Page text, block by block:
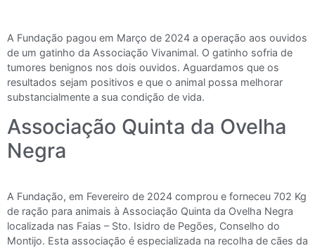
A Fundação pagou em Março de 2024 a operação aos ouvidos
de um gatinho da Associação Vivanimal. O gatinho sofria de
tumores benignos nos dois ouvidos. Aguardamos que os
resultados sejam positivos e que o animal possa melhorar
substancialmente a sua condição de vida.
Associação Quinta da Ovelha
Negra
A Fundação, em Fevereiro de 2024 comprou e forneceu 702 Kg
de ração para animais à Associação Quinta da Ovelha Negra
localizada nas Faias – Sto. Isidro de Pegões, Conselho do
Montijo. Esta associação é especializada na recolha de cães da